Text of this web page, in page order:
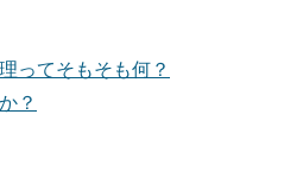
ってそもそも何？
？